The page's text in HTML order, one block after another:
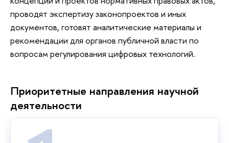
проводят экспертизу законопроектов и иных
документов, готовят аналитические материалы и
рекомендации для органов публичной власти по
вопросам регулирования цифровых технологий.
Приоритетные направления научной
деятельности